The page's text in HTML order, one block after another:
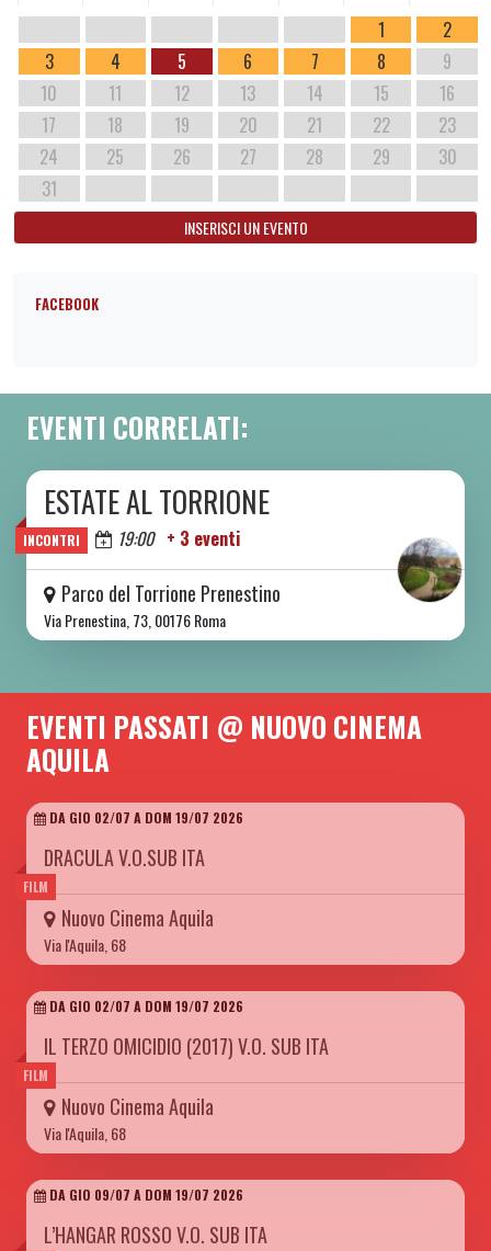
1
2
3
4 5 6 7 8
9
10
11 12 13 14 15
16
17
18 19 20 21 22
23
24
25 26 27 28 29
30
31
INSERISCI UN EVENTO
FACEBOOK
EVENTI CORRELATI:
INCONTRI
DA SAB 06/06 A SAB 08/08 2026
ESTATE AL TORRIONE
Oggi 19:00 + 3 eventi
Parco del Torrione Prenestino
Via Prenestina, 73, 00176 Roma
EVENTI PASSATI @ NUOVO CINEMA
AQUILA
FILM
DA GIO 02/07 A DOM 19/07 2026
DRACULA V.O.SUB ITA
Nuovo Cinema Aquila
Via l'Aquila, 68
FILM
DA GIO 02/07 A DOM 19/07 2026
IL TERZO OMICIDIO (2017) V.O. SUB ITA
Nuovo Cinema Aquila
Via l'Aquila, 68
DA GIO 09/07 A DOM 19/07 2026
L’HANGAR ROSSO V.O. SUB ITA